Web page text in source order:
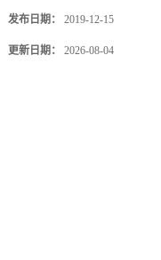
发布日期： 2019-12-15
更新日期： 2026-08-04